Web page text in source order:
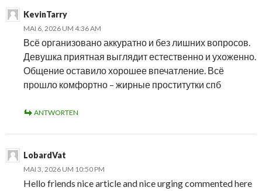
KevinTarry
MAI 6, 2026 UM 4:36 AM
Всё организовано аккуратно и без лишних вопросов.
Девушка приятная выглядит естественно и ухоженно.
Общение оставило хорошее впечатление. Всё
прошло комфортно – жирные проститутки спб
ANTWORTEN
LobardVat
MAI 3, 2026 UM 10:50 PM
Hello friends nice article and nice urging commented here